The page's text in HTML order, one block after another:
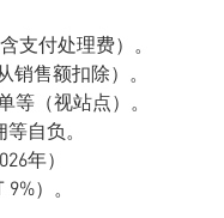
支付处理费）。
售额扣除）。
等（视站点）。
自负。
年）
）。